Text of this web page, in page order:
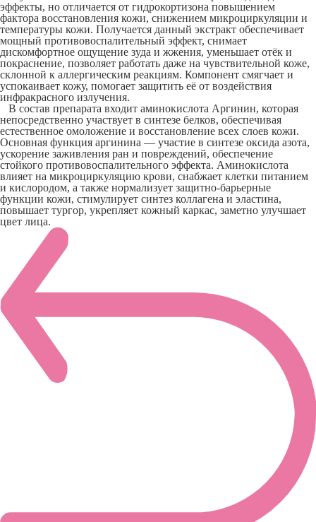
эффекты, но отличается от гидрокортизона повышением
фактора восстановления кожи, снижением микроциркуляции и
температуры кожи. Получается данный экстракт обеспечивает
мощный противовоспалительный эффект, снимает
дискомфортное ощущение зуда и жжения, уменьшает отёк и
покраснение, позволяет работать даже на чувствительной коже,
склонной к аллергическим реакциям. Компонент смягчает и
успокаивает кожу, помогает защитить её от воздействия
инфракрасного излучения.
В состав препарата входит аминокислота Аргинин, которая
непосредственно участвует в синтезе белков, обеспечивая
естественное омоложение и восстановление всех слоев кожи.
Основная функция аргинина — участие в синтезе оксида азота,
ускорение заживления ран и повреждений, обеспечение
стойкого противовоспалительного эффекта. Аминокислота
влияет на микроциркуляцию крови, снабжает клетки питанием
и кислородом, а также нормализует защитно-барьерные
функции кожи, стимулирует синтез коллагена и эластина,
повышает тургор, укрепляет кожный каркас, заметно улучшает
цвет лица.